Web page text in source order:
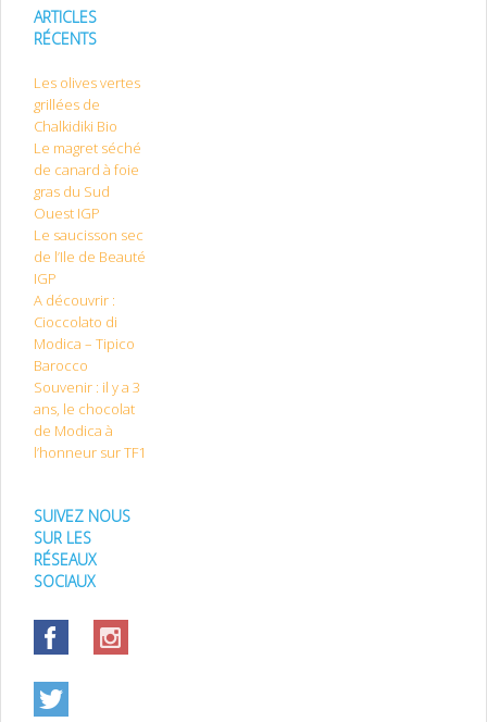
ARTICLES
RÉCENTS
Les olives vertes
grillées de
Chalkidiki Bio
Le magret séché
de canard à foie
gras du Sud
Ouest IGP
Le saucisson sec
de l’Ile de Beauté
IGP
A découvrir :
Cioccolato di
Modica – Tipico
Barocco
Souvenir : il y a 3
ans, le chocolat
de Modica à
l’honneur sur TF1
SUIVEZ NOUS
SUR LES
RÉSEAUX
SOCIAUX